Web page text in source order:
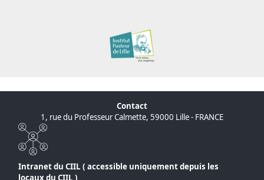
Contact
1, rue du Professeur Calmette, 59000 Lille - FRANCE
Intranet du CIIL ( accessible uniquement depuis les
locaux du CIIL )